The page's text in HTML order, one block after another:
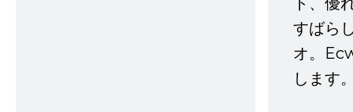
すばら
オ。
します